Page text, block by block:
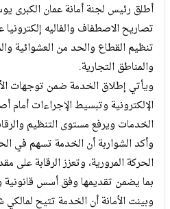
أطلق رئيس لجنة أمانة عمان الكبرى
تصاريح الاصطفاف والفاليه
تنظيم القطاع والحد من العشوائية
والمناطق التجارية.
ويأتي إطلاق الخدمة ضمن توجهات
الإلكترونية وتبسيط الإجراءات أمام
الخدمات ويرفع مستوى التنظيم
وأكد الشواربة أن الخدمة تسهم في
الحركة المرورية، وتعزز الرقابة على
بما يضمن تقديمها وفق أسس قانونية
وبينت الأمانة أن الخدمة تتيح